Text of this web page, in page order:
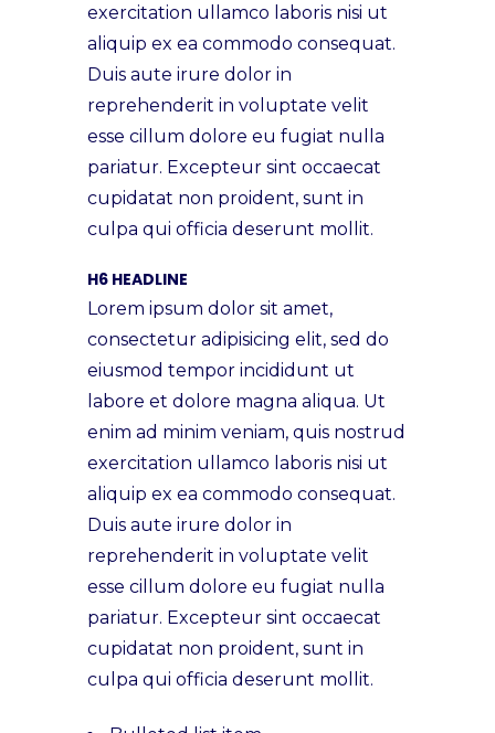
exercitation ullamco laboris nisi ut
aliquip ex ea commodo consequat.
Duis aute irure dolor in
reprehenderit in voluptate velit
esse cillum dolore eu fugiat nulla
pariatur. Excepteur sint occaecat
cupidatat non proident, sunt in
culpa qui officia deserunt mollit.
H6 HEADLINE
Lorem ipsum dolor sit amet,
consectetur adipisicing elit, sed do
eiusmod tempor incididunt ut
labore et dolore magna aliqua. Ut
enim ad minim veniam, quis nostrud
exercitation ullamco laboris nisi ut
aliquip ex ea commodo consequat.
Duis aute irure dolor in
reprehenderit in voluptate velit
esse cillum dolore eu fugiat nulla
pariatur. Excepteur sint occaecat
cupidatat non proident, sunt in
culpa qui officia deserunt mollit.